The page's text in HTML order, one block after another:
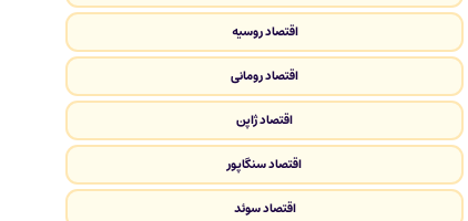
اقتصاد روسیه
اقتصاد رومانی
اقتصاد ژاپن
اقتصاد سنگاپور
اقتصاد سوئد